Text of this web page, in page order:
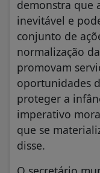
demonstra que
inevitável e
conjunto de
normalização
promovam
oportunidades
proteger a
imperativo
que se
disse.